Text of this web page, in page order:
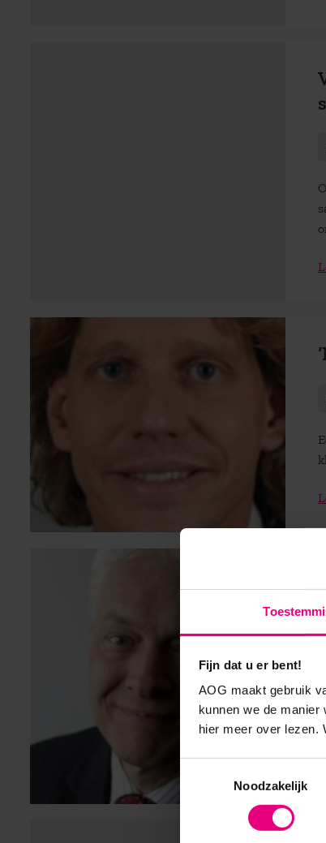
Fijn dat u er bent!
AOG maakt gebruik
kunnen we de
hier meer over lezen.
Noodzakelijk